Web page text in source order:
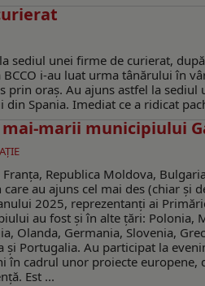
sediul unei firme de curierat,
i-au luat urma tânărului în
prin oraș. Au ajuns astfel la
Spania. Imediat ce a ridicat
marii municipiului
Franţa, Republica Moldova,
au ajuns cel mai des (chiar şi
2025, reprezentanţi ai
au fost şi în alte ţări: Polonia,
Olanda, Germania, Slovenia,
şi Portugalia. Au participat la
în cadrul unor proiecte europene,
Est ...